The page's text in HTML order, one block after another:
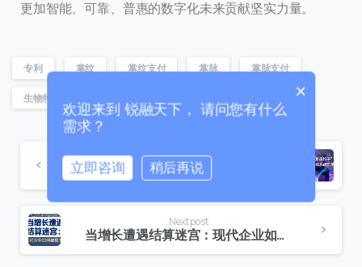
更加智能、可靠、普惠的数字化未来贡献坚实力量。
专利 掌纹 掌纹支付 掌脉 掌脉支付
生物特征识别
Previous post
Next post
当增长遭遇结算迷宫：现代企业如何破局？
0 / 180
首次进入页面
×
欢迎来到 锐融天下， 请问您有什么
需求？
立即咨询 稍后再说